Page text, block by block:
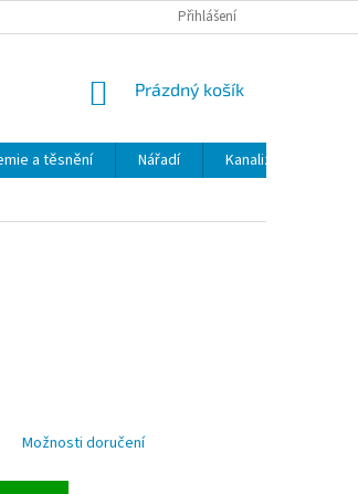
MOJE OBJEDNÁVKA
Přihlášení
NÁKUPNÍ
Prázdný košík
a těsnění Nářadí Kanalizace
Možnosti doručení